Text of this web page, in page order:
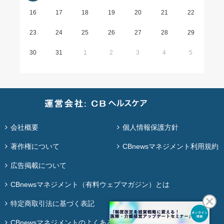
16 17 18 19 20 21 22
23 24 25 26 27 28 29
30 31 1 2 3 4 5
会社概要 個人情報保護方針
著作権について CBnewsマネジメント利用規約
広告掲載について
CBnewsマネジメント（有料ウェブマガジン）とは
特定商取引法に基づく表記